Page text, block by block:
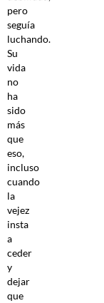
pero
seguía
luchando.
Su
vida
no
ha
sido
más
que
eso,
incluso
cuando
la
vejez
insta
a
ceder
y
dejar
que